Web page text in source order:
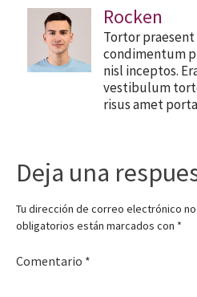
Rocken
Tortor
condimentum
nisl inceptos.
vestibulum
risus amet
Deja una
Tu dirección de correo electrónico
obligatorios están marcados con *
Comentario *